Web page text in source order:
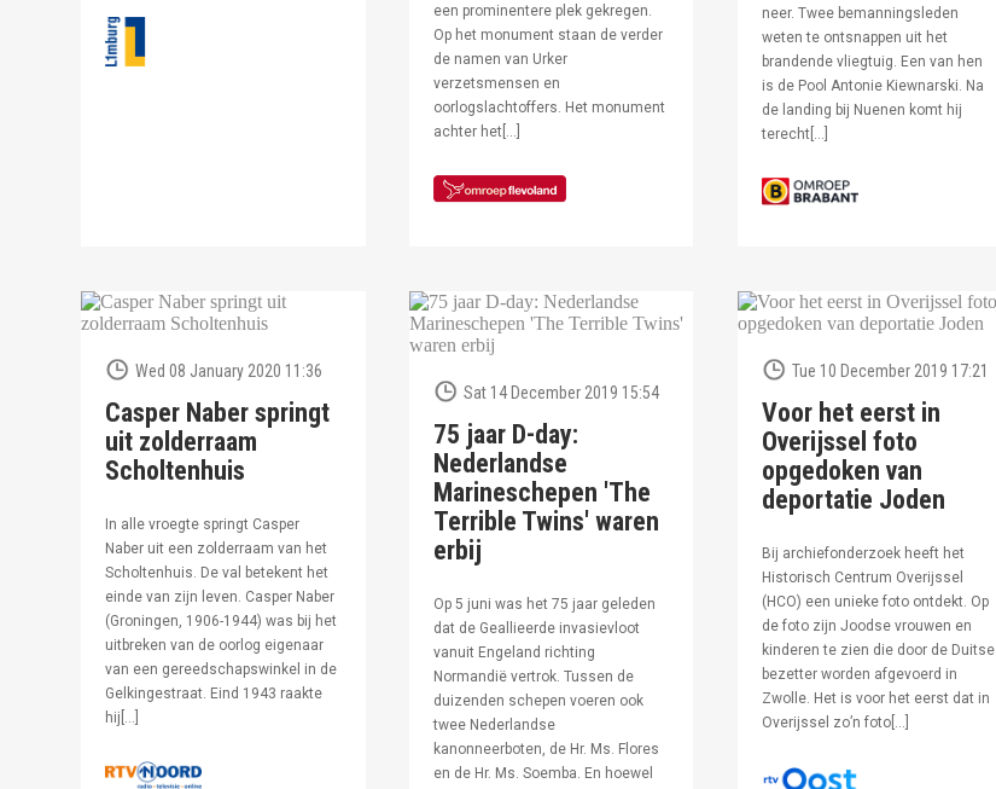
een prominentere plek gekregen.
Op het monument staan de verder
de namen van Urker
verzetsmensen en
oorlogslachtoffers. Het monument
achter het[…]
neer. Twee bemanningsleden
weten te ontsnappen uit het
brandende vliegtuig. Een van hen
is de Pool Antonie Kiewnarski. Na
de landing bij Nuenen komt hij
terecht[…]
Wed 08 January 2020 11:36
Casper Naber springt
uit zolderraam
Scholtenhuis
In alle vroegte springt Casper
Naber uit een zolderraam van het
Scholtenhuis. De val betekent het
einde van zijn leven. Casper Naber
(Groningen, 1906-1944) was bij het
uitbreken van de oorlog eigenaar
van een gereedschapswinkel in de
Gelkingestraat. Eind 1943 raakte
hij[…]
Sat 14 December 2019 15:54
75 jaar D-day:
Nederlandse
Marineschepen 'The
Terrible Twins' waren
erbij
Op 5 juni was het 75 jaar geleden
dat de Geallieerde invasievloot
vanuit Engeland richting
Normandië vertrok. Tussen de
duizenden schepen voeren ook
twee Nederlandse
kanonneerboten, de Hr. Ms. Flores
en de Hr. Ms. Soemba. En hoewel
Tue 10 December 2019 17:21
Voor het eerst in
Overijssel foto
opgedoken van
deportatie Joden
Bij archiefonderzoek heeft het
Historisch Centrum Overijssel
(HCO) een unieke foto ontdekt. Op
de foto zijn Joodse vrouwen en
kinderen te zien die door de Duitse
bezetter worden afgevoerd in
Zwolle. Het is voor het eerst dat in
Overijssel zo’n foto[…]